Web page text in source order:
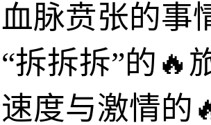
脉贲张的
拆拆拆”的🔥
度与激情的